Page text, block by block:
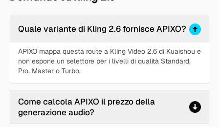
Quale variante di Kling 2.6 fornisce APIXO?
APIXO mappa questa route a Kling Video 2.6 di Kuaishou e
non espone un selettore per i livelli di qualità Standard,
Pro, Master o Turbo.
Come calcola APIXO il prezzo della
generazione audio?